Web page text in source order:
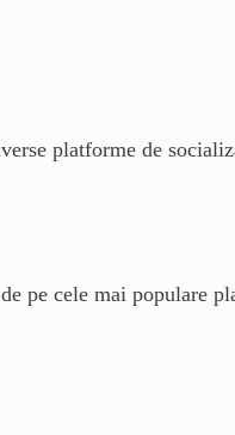
platforme de
pe cele mai populare